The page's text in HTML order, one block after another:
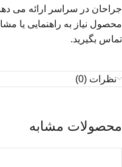
جراحان در سراسر ارائه می
تماس بگیرید.
نظرات (0)
محصولات مشابه